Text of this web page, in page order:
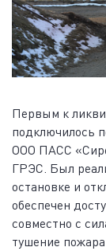
Первым к
подключилось
ООО ПАСС
ГРЭС. Был
остановке и
обеспечен
совместно с
тушение